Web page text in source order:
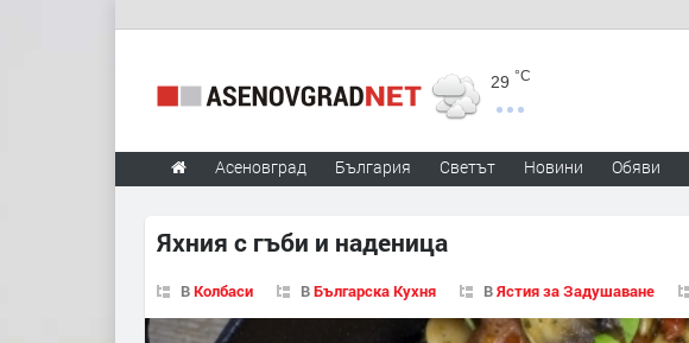
29 °C
Асеновград България Светът Новини Обяви
Яхния с гъби и наденица
ВКолбаси ВБългарска Кухня ВЯстия за Задушаване